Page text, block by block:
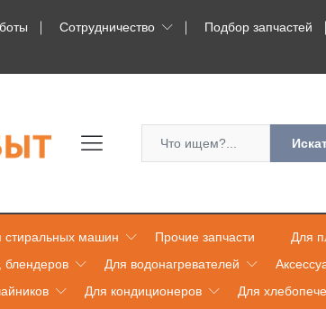
Сотрудничество
Подбор запчастей
стиральных машин Прочие запчасти Для
блендеров
Для водонагревателей
Для кондиционеров Для